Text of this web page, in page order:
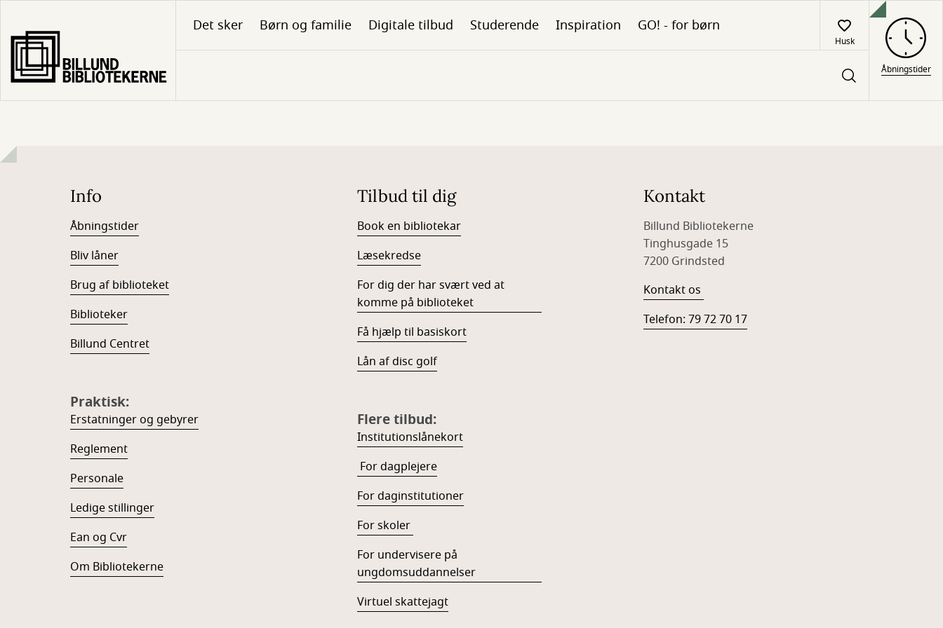
hovedindhold
Det sker Børn og familie Digitale tilbud Studerende Inspiration GO! - for børn
Husk
Åbningstider
Info
Åbningstider
Bliv låner
Brug af biblioteket
Biblioteker
Billund Centret
Praktisk:
Erstatninger og gebyrer
Reglement
Personale
Ledige stillinger
Ean og Cvr
Om Bibliotekerne
Tilbud til dig
Book en bibliotekar
Læsekredse
For dig der har svært ved at
komme på biblioteket
Få hjælp til basiskort
Lån af disc golf
Flere tilbud:
Institutionslånekort
For dagplejere
For daginstitutioner
For skoler
For undervisere på
ungdomsuddannelser
Virtuel skattejagt
Kontakt
Billund Bibliotekerne
Tinghusgade 15
7200 Grindsted
Kontakt os
Telefon: 79 72 70 17